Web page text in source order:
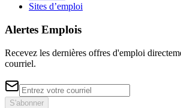
Sites d’emploi
Alertes Emplois
Recevez les dernières offres d'emploi
courriel.
S'abonner